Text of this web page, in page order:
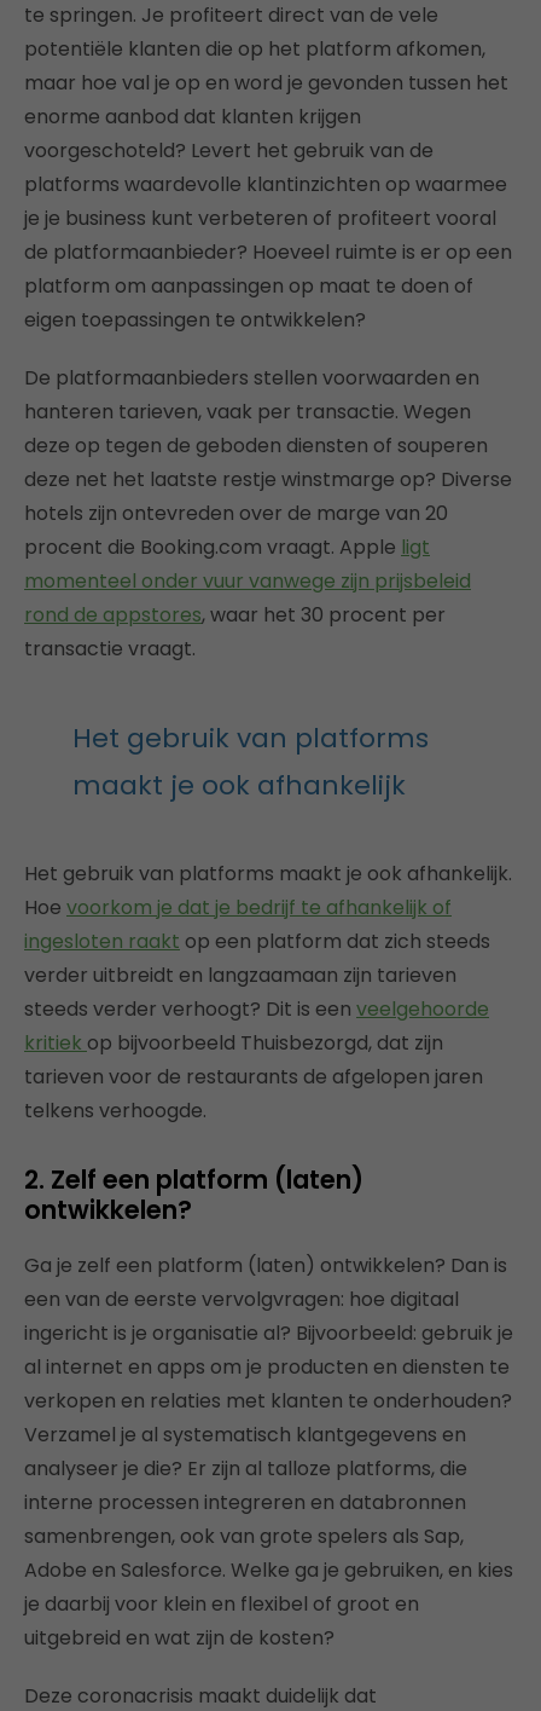
te springen. Je profiteert direct van de vele
potentiële klanten die op het platform afkomen,
maar hoe val je op en word je gevonden tussen het
enorme aanbod dat klanten krijgen
voorgeschoteld? Levert het gebruik van de
platforms waardevolle klantinzichten op waarmee
je je business kunt verbeteren of profiteert vooral
de platformaanbieder? Hoeveel ruimte is er op een
platform om aanpassingen op maat te doen of
eigen toepassingen te ontwikkelen?
De platformaanbieders stellen voorwaarden en
hanteren tarieven, vaak per transactie. Wegen
deze op tegen de geboden diensten of souperen
deze net het laatste restje winstmarge op? Diverse
hotels zijn ontevreden over de marge van 20
procent die Booking.com vraagt. Apple ligt
momenteel onder vuur vanwege zijn prijsbeleid
rond de appstores, waar het 30 procent per
transactie vraagt.
Het gebruik van platforms
maakt je ook afhankelijk
Het gebruik van platforms maakt je ook afhankelijk.
Hoe voorkom je dat je bedrijf te afhankelijk of
ingesloten raakt op een platform dat zich steeds
verder uitbreidt en langzaamaan zijn tarieven
steeds verder verhoogt? Dit is een veelgehoorde
kritiek op bijvoorbeeld Thuisbezorgd, dat zijn
tarieven voor de restaurants de afgelopen jaren
telkens verhoogde.
2. Zelf een platform (laten)
ontwikkelen?
Ga je zelf een platform (laten) ontwikkelen? Dan is
een van de eerste vervolgvragen: hoe digitaal
ingericht is je organisatie al? Bijvoorbeeld: gebruik je
al internet en apps om je producten en diensten te
verkopen en relaties met klanten te onderhouden?
Verzamel je al systematisch klantgegevens en
analyseer je die? Er zijn al talloze platforms, die
interne processen integreren en databronnen
samenbrengen, ook van grote spelers als Sap,
Adobe en Salesforce. Welke ga je gebruiken, en kies
je daarbij voor klein en flexibel of groot en
uitgebreid en wat zijn de kosten?
Deze coronacrisis maakt duidelijk dat